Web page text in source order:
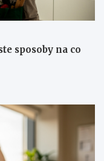
sposoby na co